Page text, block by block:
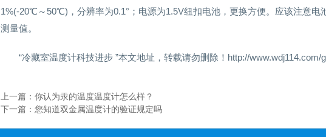
1%(-20℃～50℃)，分辨率为0.1°；电源为1.5V纽扣电池，更换方便。应该注意电
测量值。
“冷藏室温度计科技进步 ”本文地址，转载请勿删除！http://www.wdj114.com/
上一篇： 你认为汞的温度温度计怎么样？
下一篇： 您知道双金属温度计的验证规定吗